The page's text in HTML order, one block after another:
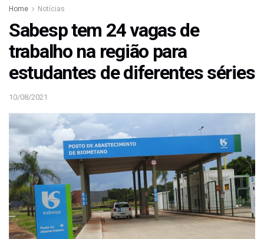
Home Notícias
Sabesp tem 24 vagas de
trabalho na região para
estudantes de diferentes séries
10/08/2021